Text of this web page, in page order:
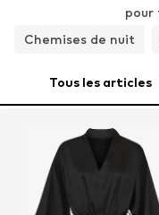
pour
Chemises de nuit
Tous les articles